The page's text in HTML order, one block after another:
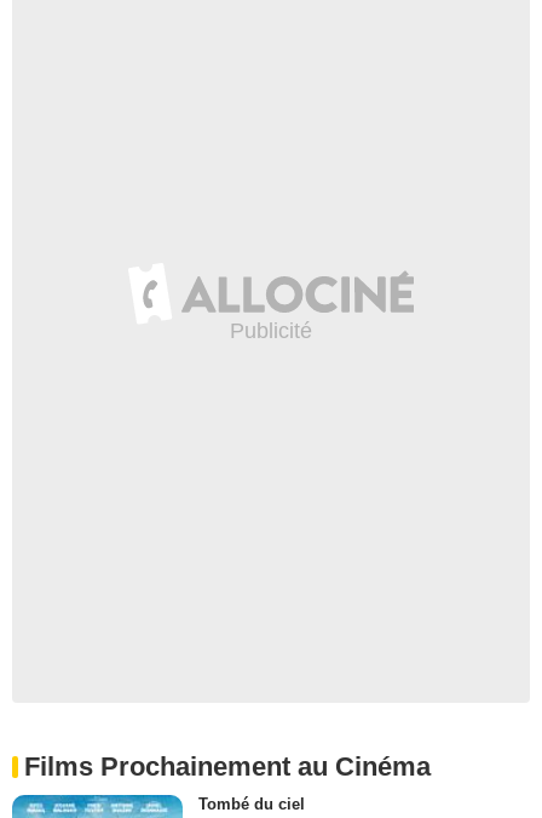
Films Prochainement au Cinéma
Tombé du ciel